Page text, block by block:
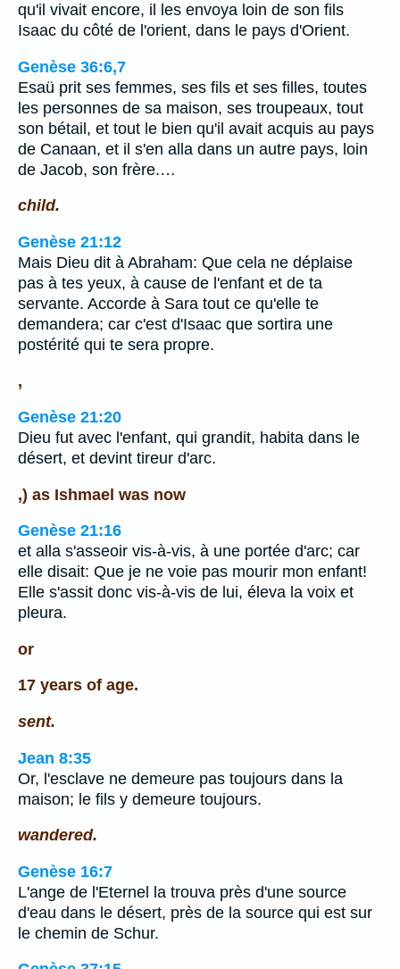
qu'il vivait encore, il les envoya loin de son fils
Isaac du côté de l'orient, dans le pays d'Orient.
Genèse 36:6,7
Esaü prit ses femmes, ses fils et ses filles, toutes
les personnes de sa maison, ses troupeaux, tout
son bétail, et tout le bien qu'il avait acquis au pays
de Canaan, et il s'en alla dans un autre pays, loin
de Jacob, son frère.…
child.
Genèse 21:12
Mais Dieu dit à Abraham: Que cela ne déplaise
pas à tes yeux, à cause de l'enfant et de ta
servante. Accorde à Sara tout ce qu'elle te
demandera; car c'est d'Isaac que sortira une
postérité qui te sera propre.
,
Genèse 21:20
Dieu fut avec l'enfant, qui grandit, habita dans le
désert, et devint tireur d'arc.
,) as Ishmael was now
Genèse 21:16
et alla s'asseoir vis-à-vis, à une portée d'arc; car
elle disait: Que je ne voie pas mourir mon enfant!
Elle s'assit donc vis-à-vis de lui, éleva la voix et
pleura.
or
17 years of age.
sent.
Jean 8:35
Or, l'esclave ne demeure pas toujours dans la
maison; le fils y demeure toujours.
wandered.
Genèse 16:7
L'ange de l'Eternel la trouva près d'une source
d'eau dans le désert, près de la source qui est sur
le chemin de Schur.